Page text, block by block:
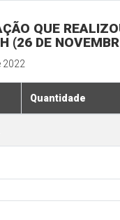
QUE
(26 DE
2022
Quantidade